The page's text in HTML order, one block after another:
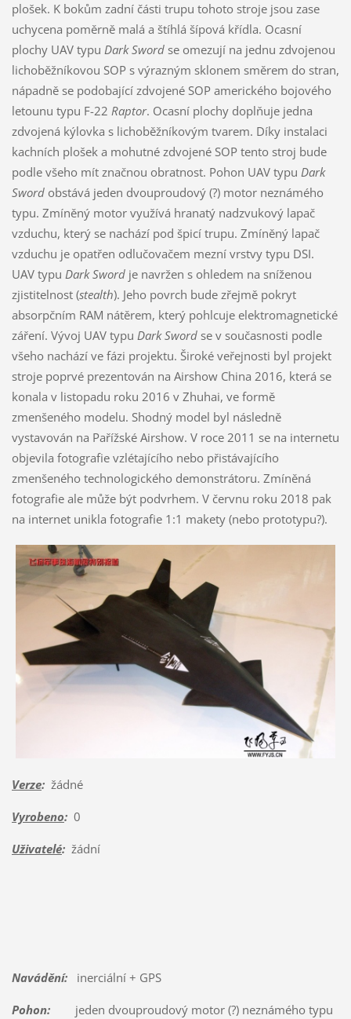
plošek. K bokům zadní části trupu tohoto stroje jsou zase
uchycena poměrně malá a štíhlá šípová křídla. Ocasní
plochy UAV typu Dark Swordse omezují na jednu zdvojenou
lichoběžníkovou SOP s výrazným sklonem směrem do stran,
nápadně se podobající zdvojené SOP amerického bojového
letounu typu F-22 Raptor. Ocasní plochy doplňuje jedna
zdvojená kýlovka s lichoběžníkovým tvarem. Díky instalaci
kachních plošek a mohutné zdvojené SOP tento stroj bude
podle všeho mít značnou obratnost. Pohon UAV typu Dark
Swordobstává jeden dvouproudový (?) motor neznámého
typu. Zmíněný motor využívá hranatý nadzvukový lapač
vzduchu, který se nachází pod špicí trupu. Zmíněný lapač
vzduchu je opatřen odlučovačem mezní vrstvy typu DSI.
UAV typu Dark Swordje navržen s ohledem na sníženou
zjistitelnost (stealth). Jeho povrch bude zřejmě pokryt
absorpčním RAM nátěrem, který pohlcuje elektromagnetické
záření. Vývoj UAV typu Dark Swordse v současnosti podle
všeho nachází ve fázi projektu. Široké veřejnosti byl projekt
stroje poprvé prezentován na Airshow China 2016, která se
konala v listopadu roku 2016 v Zhuhai, ve formě
zmenšeného modelu. Shodný model byl následně
vystavován na Pařížské Airshow. V roce 2011 se na internetu
objevila fotografie vzlétajícího nebo přistávajícího
zmenšeného technologického demonstrátoru. Zmíněná
fotografie ale může být podvrhem. V červnu roku 2018 pak
na internet unikla fotografie 1:1 makety (nebo prototypu?).
Verze:žádné
Vyrobeno:0
Uživatelé:žádní
Navádění:inerciální + GPS
Pohon:jeden dvouproudový motor (?) neznámého typu